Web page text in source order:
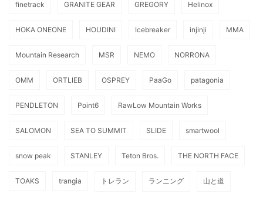
finetrack GRANITE GEAR GREGORY Helinox
HOKA ONEONE HOUDINI Icebreaker injinji MMA
Mountain Research MSR NEMO NORRONA
OMM ORTLIEB OSPREY PaaGo patagonia
PENDLETON Point6 RawLow Mountain Works
SALOMON SEA TO SUMMIT SLIDE smartwool
snow peak STANLEY Teton Bros. THE NORTH FACE
TOAKS trangia トレラン ランニング 山と道